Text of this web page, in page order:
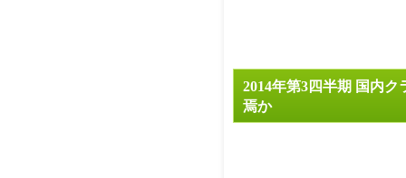
2014年第3四半期 国内
焉か